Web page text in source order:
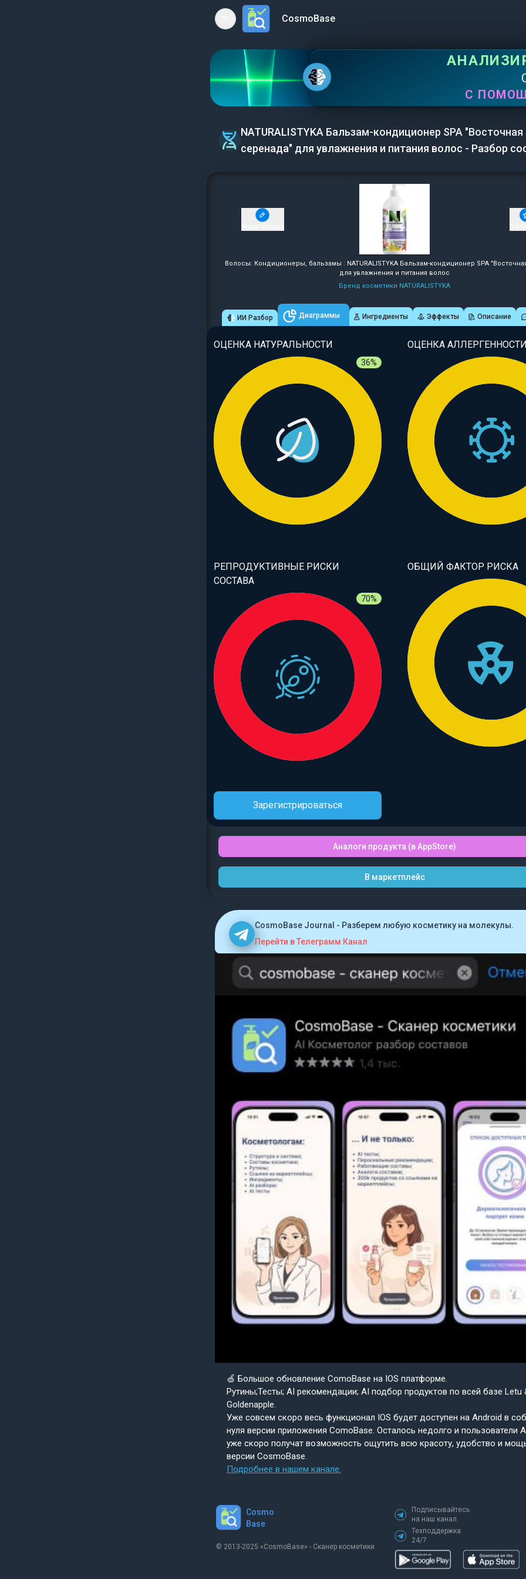
Open main menuCosmoBase
С
NATURALISTYKA Бальзам-кондиционер SPA "Восточная
серенада" для увлажнения и питания волос - Разбор
Волосы: Кондиционеры, бальзамы : NATURALISTYKA Бальзам-кондиционер SPA
для увлажнения и питания волос
Бренд косметики NATURALISTYKA
ИИ Разбор Диаграммы Ингредиенты Эффекты Описание
ОЦЕНКА НАТУРАЛЬНОСТИ
36%
ОЦЕНКА
РЕПРОДУКТИВНЫЕ РИСКИ
СОСТАВА
70%
ОБЩИЙ ФАКТОР РИСКА
Зарегистрироваться
Аналоги продукта (в AppStore)
В маркетплейс
CosmoBase Journal - Разберем любую косметику на молекулы.
Перейти в Телеграмм Канал
🍏 Большое обновление ComoBase на IOS платформе.
Рутины;Тесты; AI рекомендации; AI подбор продуктов по всей базе Letu
Goldenapple.
Уже совсем скоро весь функционал IOS будет доступен на Android в
нуля версии приложения ComoBase. Осталось недолго и пользователи
уже скоро получат возможность ощутить всю красоту, удобство и
версии CosmoBase.
Подробнее в нашем канале.
Cosmo
Base
© 2013-2025 «СosmoBase» - Сканер косметики
Подписывайтесь
на наш канал
Техподдержка
24/7